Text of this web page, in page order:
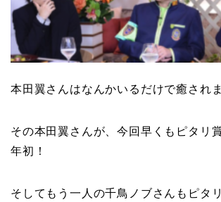
本田翼さんはなんかいるだけで癒され
その本田翼 さんが、今回早くもピタリ
年初！
そしてもう一人の千鳥ノブさんもピタ